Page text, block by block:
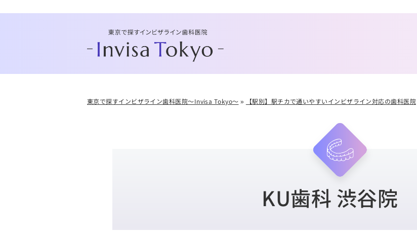
東京で探すインビザライン歯科医院～Invisa Tokyo～ » 【駅別】駅チカで通いやすいインビザライン対応の歯科医院
KU歯科 渋谷院